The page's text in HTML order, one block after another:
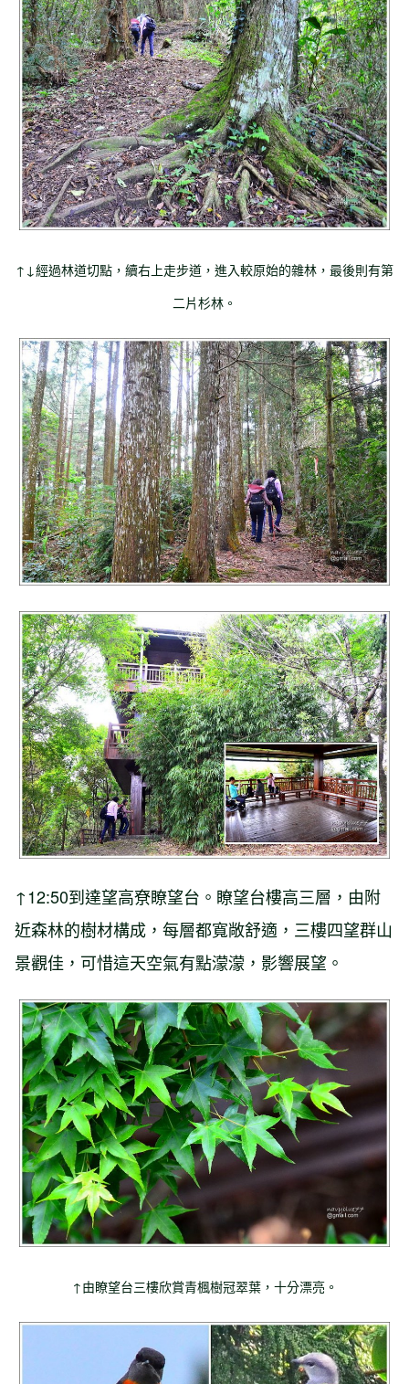
↑↓經過林道切點，續右上走步道，進入較原始的雜林，最後則有第
二片杉林。
↑12:50到達望高尞瞭望台。瞭望台樓高三層，由附
近森林的樹材構成，每層都寬敞舒適，三樓四望群山
景觀佳，可惜這天空氣有點濛濛，影響展望。
↑由瞭望台三樓欣賞青楓樹冠翠葉，十分漂亮。